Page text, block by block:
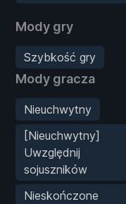
Mody gry
Szybkość gry
Mody gracza
Nieuchwytny
[Nieuchwytny]
Uwzględnij
sojuszników
Nieskończone